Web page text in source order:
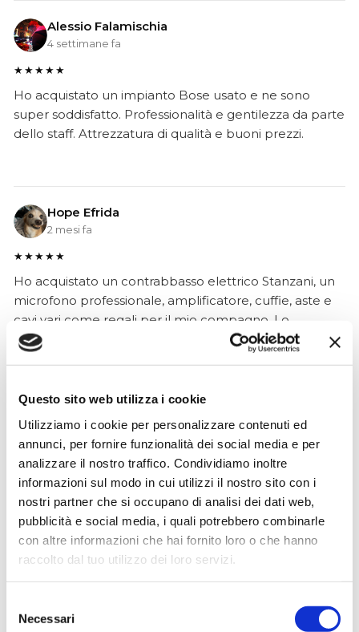
Questo sito web utilizza i cookie
Utilizziamo i cookie per personalizzare contenuti ed
annunci, per fornire funzionalità dei social media e per
analizzare il nostro traffico. Condividiamo inoltre
informazioni sul modo in cui utilizzi il nostro sito con i
nostri partner che si occupano di analisi dei dati web,
pubblicità e social media, i quali potrebbero combinarle
con altre informazioni che hai fornito loro o che hanno
raccolto dal tuo utilizzo dei loro servizi.
delNecessari
Alessio Falamischia
4 settimane fa
★★★★★
Ho acquistato un impianto Bose usato e ne sono
super soddisfatto. Professionalità e gentilezza da parte
dello staff. Attrezzatura di qualità e buoni prezzi.
Hope Efrida
2 mesi fa
★★★★★
Ho acquistato un contrabbasso elettrico Stanzani, un
microfono professionale, amplificatore, cuffie, aste e
cavi vari come regali per il mio compagno. Lo
strumento è a dir poco meraviglioso e il resto dei
Simone Gasparoni
un mese fa
★★★★★
Ottima esperienza d’acquisto. Comunicazione
puntuale e cordiale, spedizione rapida e prodotti
effettivamente disponibili come indicato sul sito, senza
sorprese o ritardi. Servizio affidabile e professionale.
Negozio assolutamente consigliato, acqui..